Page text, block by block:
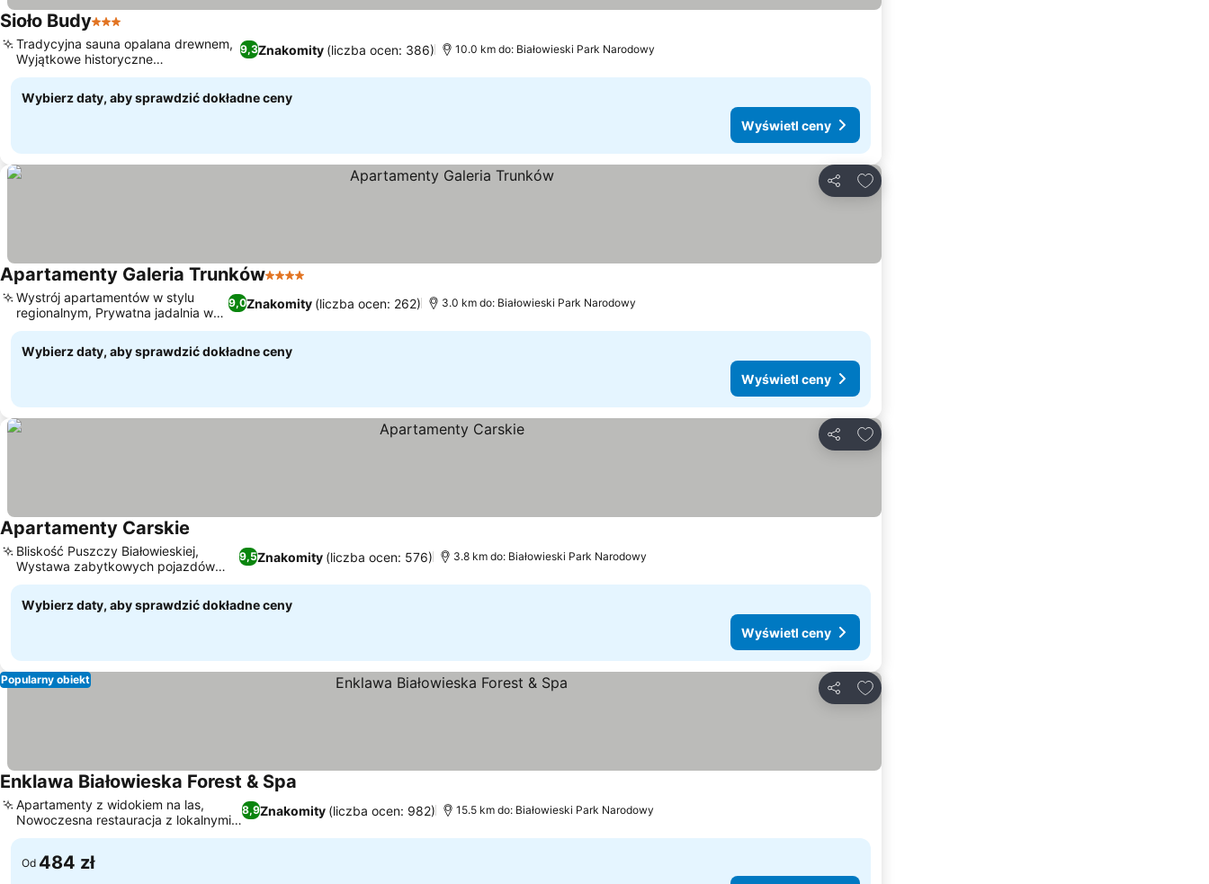
Sioło Budy3 Kategoria
9,3Znakomity (liczba ocen: 386)
Tradycyjna sauna opalana drewnem,
Wyjątkowe historyczne
zakwaterowanie
10.0 km do: Białowieski Park Narodowy
Wybierz daty, aby sprawdzić dokładne ceny
Wyświetl ceny
Udostępnij
Dodaj do ulubionych
Apartamenty Galeria Trunków4 Kategoria
9,0Znakomity (liczba ocen: 262)
Wystrój apartamentów w stylu
regionalnym, Prywatna jadalnia w
pokoju
3.0 km do: Białowieski Park Narodowy
Wybierz daty, aby sprawdzić dokładne ceny
Wyświetl ceny
Udostępnij
Dodaj do ulubionych
Apartamenty Carskie
9,5Znakomity (liczba ocen: 576)
Bliskość Puszczy Białowieskiej,
Wystawa zabytkowych pojazdów
kolejowych
3.8 km do: Białowieski Park Narodowy
Wybierz daty, aby sprawdzić dokładne ceny
Wyświetl ceny
Udostępnij
Dodaj do ulubionych
Popularny obiekt
Enklawa Białowieska Forest & Spa
8,9Znakomity (liczba ocen: 982)
Apartamenty z widokiem na las,
Nowoczesna restauracja z lokalnymi
smakami
15.5 km do: Białowieski Park Narodowy
Od 484 zł